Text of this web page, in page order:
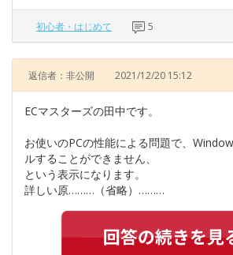
初心者・はじめて 5
返信者：非公開 2021/12/20 15:12
ECマスターズの田中です。
お使いのPCの性能による問題で、
ルすることができません、
という表示になります。
詳しい原………（省略）………